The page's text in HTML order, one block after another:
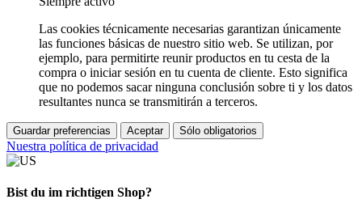
Las cookies técnicamente necesarias garantizan únicamente
las funciones básicas de nuestro sitio web. Se utilizan, por
ejemplo, para permitirte reunir productos en tu cesta de la
compra o iniciar sesión en tu cuenta de cliente. Esto significa
que no podemos sacar ninguna conclusión sobre ti y los datos
resultantes nunca se transmitirán a terceros.
Guardar preferencias Aceptar Sólo obligatorios
Nuestra política de privacidad
Bist du im richtigen Shop?